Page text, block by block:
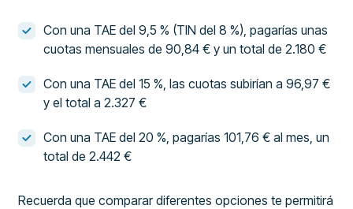
Con una TAE del 9,5 % (TIN del 8 %), pagarías unas
cuotas mensuales de 90,84 € y un total de 2.180 €
Con una TAE del 15 %, las cuotas subirían a 96,97 €
y el total a 2.327 €
Con una TAE del 20 %, pagarías 101,76 € al mes, un
total de 2.442 €
Recuerda que comparar diferentes opciones te permitirá